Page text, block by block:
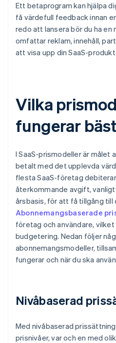
Ett betaprogram kan hjälpa
få värdefull feedback innan
redo att lansera bör du ha
omfattar reklam, innehåll,
att visa upp din SaaS-
Vilka
fungerar
I SaaS-prismodeller är målet
betalt med det upplevda
flesta SaaS-företag
återkommande avgift,
årsbasis, för att få tillgång till
Abonnemangsbaserade
företag och användare,
budgetering. Nedan följer
abonnemangsmodeller,
fungerar och när du ska
Nivåbaserad
Med nivåbaserad
prisnivåer, var och en med